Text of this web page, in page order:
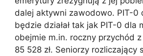
dalej aktywni zawodowo. PIT-0
będzie działał tak jak PIT-0 dla
obejmie m.in. roczny przychód
85 528 zł. Seniorzy rozliczający